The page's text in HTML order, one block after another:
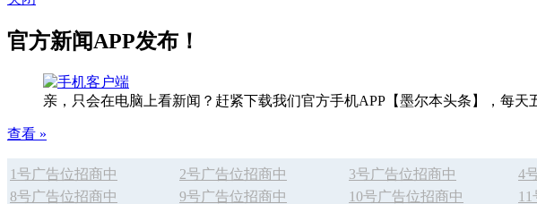
官方新闻APP发布！
亲，只会在电脑上看新闻？赶紧下载我们官方手机APP【墨尔本头条】，每天
查看 »
1号广告位招商中 2号广告位招商中 3号广告位招商中 4
8号广告位招商中
9号广告位招商中 10号广告位招商中